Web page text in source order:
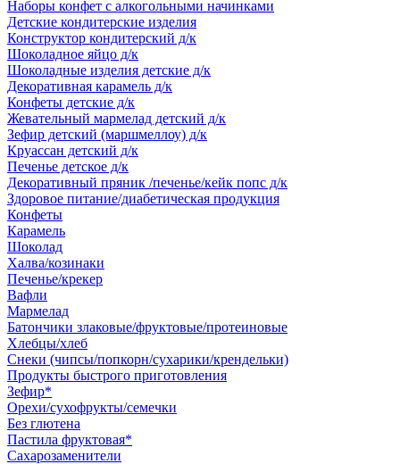
Наборы конфет с алкогольными начинками
Детские кондитерские изделия
Конструктор кондитерский д/к
Шоколадное яйцо д/к
Шоколадные изделия детские д/к
Декоративная карамель д/к
Конфеты детские д/к
Жевательный мармелад детский д/к
Зефир детский (маршмеллоу) д/к
Круассан детский д/к
Печенье детское д/к
Декоративный пряник /печенье/кейк попс д/к
Здоровое питание/диабетическая продукция
Конфеты
Карамель
Шоколад
Халва/козинаки
Печенье/крекер
Вафли
Мармелад
Батончики злаковые/фруктовые/протеиновые
Хлебцы/хлеб
Снеки (чипсы/попкорн/сухарики/крендельки)
Продукты быстрого приготовления
Зефир*
Орехи/сухофрукты/семечки
Без глютена
Пастила фруктовая*
Сахарозаменители